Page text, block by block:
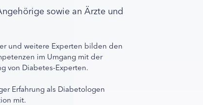
sowie an Ärzte und
und weitere Experten bilden den
im Umgang mit der
von Diabetes-Experten.
Erfahrung als Diabetologen
mit.